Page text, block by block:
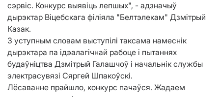
сэрвіс. Конкурс выявіць лепшых", - адзначыў
дырэктар Віцебскага філіяла "Белтэлекам" Дзмітрый
Казак.
З уступным словам выступілі таксама намеснік
дырэктара па ідэалагічнай рабоце і пытаннях
будаўніцтва Дзмітрый Галашчоў і начальнік службы
электрасувязі Сяргей Шпакоўскі.
Лёсаванне прайшло, конкурс пачаўся. Жадаем